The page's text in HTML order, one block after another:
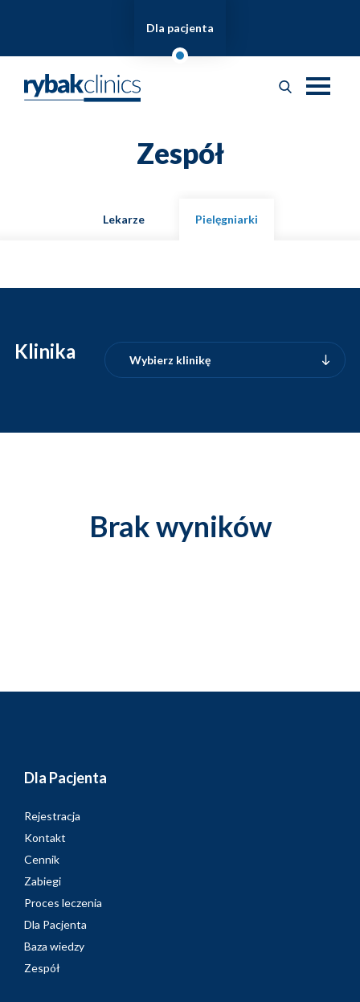
Dla pacjenta
Zespół
Lekarze Pielęgniarki
Klinika Wybierz klinikę
Brak wyników
Dla Pacjenta
Rejestracja
Kontakt
Cennik
Zabiegi
Proces leczenia
Dla Pacjenta
Baza wiedzy
Zespół